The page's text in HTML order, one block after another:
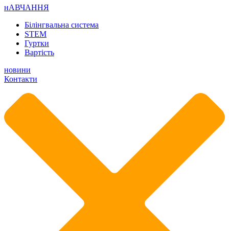
нАВЧАННЯ
Білінгвальна система
STEM
Гуртки
Вартість
новини
Контакти